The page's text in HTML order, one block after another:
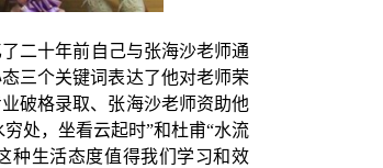
二十年前自己与张海沙老师通
三个关键词表达了他对老师荣
破格录取、张海沙老师资助他
处，坐看云起时”和杜甫“水流
种生活态度值得我们学习和效